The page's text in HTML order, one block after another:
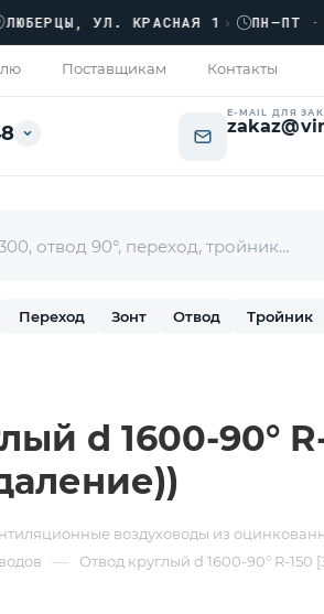
УЛ. КРАСНАЯ 1› ПН–ПТ ·
Поставщикам Контакты
E-MAIL ДЛЯ
Переход Зонт Отвод Тройник
d 1600-90°
воздуховоды из
— Отвод круглый d 1600-90° R-150